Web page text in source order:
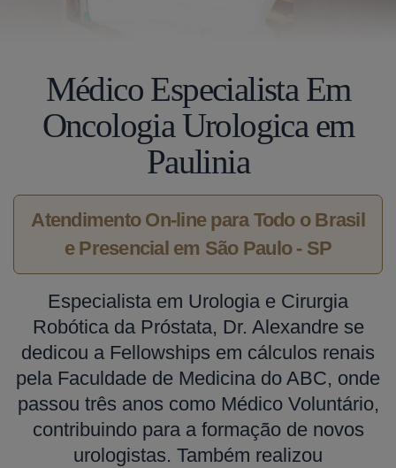
Médico Especialista Em
Oncologia Urologica em
Paulinia
Atendimento On-line para Todo o Brasil
e Presencial em São Paulo - SP
Especialista em Urologia e Cirurgia
Robótica da Próstata, Dr. Alexandre se
dedicou a Fellowships em cálculos renais
pela Faculdade de Medicina do ABC, onde
passou três anos como Médico Voluntário,
contribuindo para a formação de novos
urologistas. Também realizou